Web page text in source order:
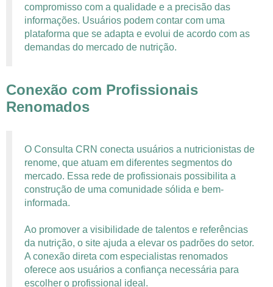
compromisso com a qualidade e a precisão das
informações. Usuários podem contar com uma
plataforma que se adapta e evolui de acordo com as
demandas do mercado de nutrição.
Conexão com Profissionais
Renomados
O Consulta CRN conecta usuários a nutricionistas de
renome, que atuam em diferentes segmentos do
mercado. Essa rede de profissionais possibilita a
construção de uma comunidade sólida e bem-
informada.
Ao promover a visibilidade de talentos e referências
da nutrição, o site ajuda a elevar os padrões do setor.
A conexão direta com especialistas renomados
oferece aos usuários a confiança necessária para
escolher o profissional ideal.